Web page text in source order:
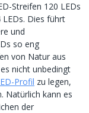
Streifen 120 LEDs
Dies führt
und
so eng
von Natur aus
nicht unbedingt
Profil zu legen,
Natürlich kann es
der